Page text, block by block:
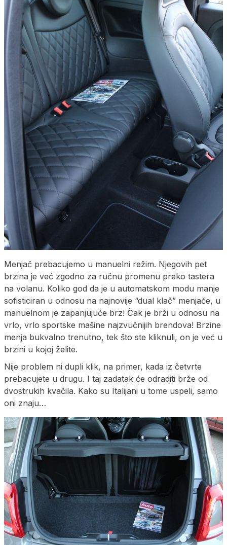
Menjač prebacujemo u manuelni režim. Njegovih pet
brzina je već zgodno za ručnu promenu preko tastera
na volanu. Koliko god da je u automatskom modu manje
sofisticiran u odnosu na najnovije “dual klač” menjače, u
manuelnom je zapanjujuće brz! Čak je brži u odnosu na
vrlo, vrlo sportske mašine najzvučnijih brendova! Brzine
menja bukvalno trenutno, tek što ste kliknuli, on je već u
brzini u kojoj želite.
Nije problem ni dupli klik, na primer, kada iz četvrte
prebacujete u drugu. I taj zadatak će odraditi brže od
dvostrukih kvačila. Kako su Italijani u tome uspeli, samo
oni znaju…